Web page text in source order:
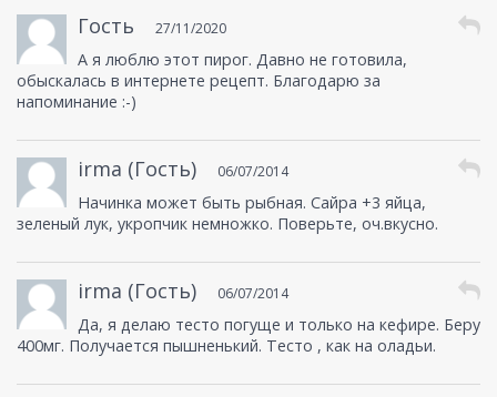
Гость 27/11/2020
А я люблю этот пирог. Давно не готовила,
обыскалась в интернете рецепт. Благодарю за
напоминание :-)
irma (Гость) 06/07/2014
Начинка может быть рыбная. Сайра +3 яйца,
зеленый лук, укропчик немножко. Поверьте, оч.вкусно.
irma (Гость) 06/07/2014
Да, я делаю тесто погуще и только на кефире. Беру
400мг. Получается пышненький. Тесто , как на оладьи.